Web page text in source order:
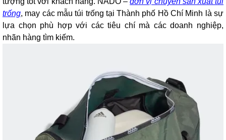
trống, may các mẫu túi trống tại Thành phố Hồ Chí Minh là sự
lựa chọn phù hợp với các tiêu chí mà các doanh nghiệp,
nhãn hàng tìm kiếm.